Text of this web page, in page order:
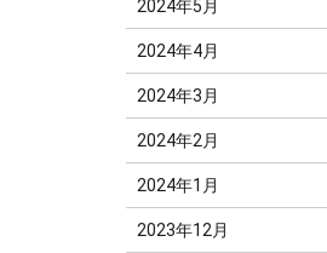
2024年5月
2024年4月
2024年3月
2024年2月
2024年1月
2023年12月